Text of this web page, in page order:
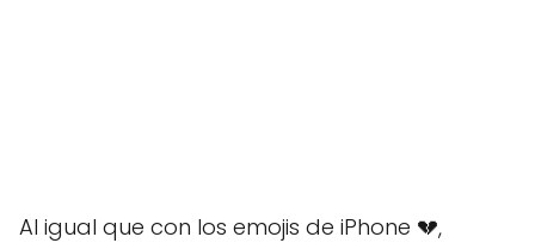
Al igual que con los emojis de iPhone 💔,